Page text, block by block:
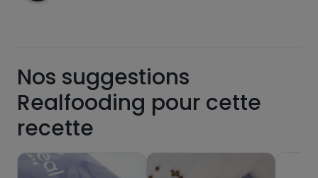
saturées
Nos suggestions
Realfooding pour cette
recette